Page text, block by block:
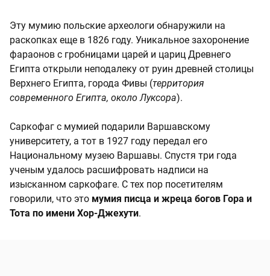
Эту мумию польские археологи обнаружили на
раскопках еще в 1826 году. Уникальное захоронение
фараонов с гробницами царей и цариц Древнего
Египта открыли неподалеку от руин древней столицы
Верхнего Египта, города Фивы (территория
современного Египта, около Луксора).
Саркофаг с мумией подарили Варшавскому
университету, а тот в 1927 году передал его
Национальному музею Варшавы. Спустя три года
ученым удалось расшифровать надписи на
изысканном саркофаге. С тех пор посетителям
говорили, что это мумия писца и жреца богов Гора и
Тота по имени Хор-Джехути.